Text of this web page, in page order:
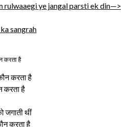
rulwaaegi ye jangal parsti ek din—>
sangrah
करता है
करता है
करता है
जगाती थीं
करता है